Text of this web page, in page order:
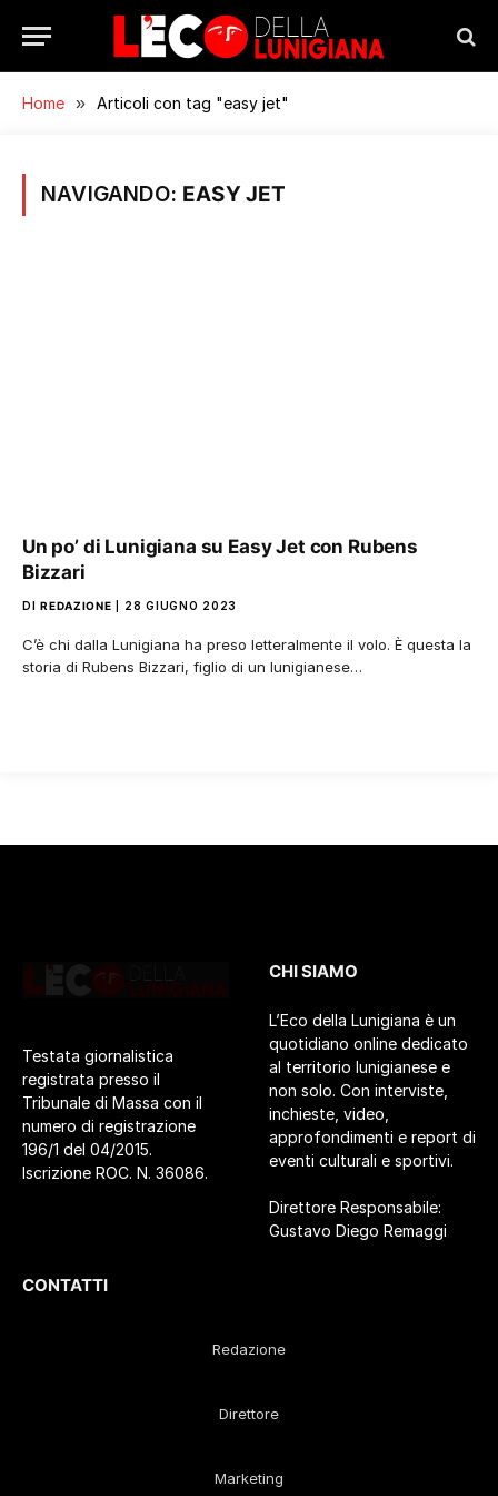
Home » Articoli con tag "easy jet"
NAVIGANDO: EASY JET
Un po’ di Lunigiana su Easy Jet con Rubens
Bizzari
DI REDAZIONE 28 GIUGNO 2023
C’è chi dalla Lunigiana ha preso letteralmente il volo. È questa la
storia di Rubens Bizzari, figlio di un lunigianese…
Testata giornalistica
registrata presso il
Tribunale di Massa con il
numero di registrazione
196/1 del 04/2015.
Iscrizione ROC. N. 36086.
CHI SIAMO
L’Eco della Lunigiana è un
quotidiano online dedicato
al territorio lunigianese e
non solo. Con interviste,
inchieste, video,
approfondimenti e report di
eventi culturali e sportivi.
Direttore Responsabile:
Gustavo Diego Remaggi
CONTATTI
Redazione
Direttore
Marketing